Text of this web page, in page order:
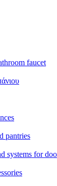
faucet
pantries
systems for